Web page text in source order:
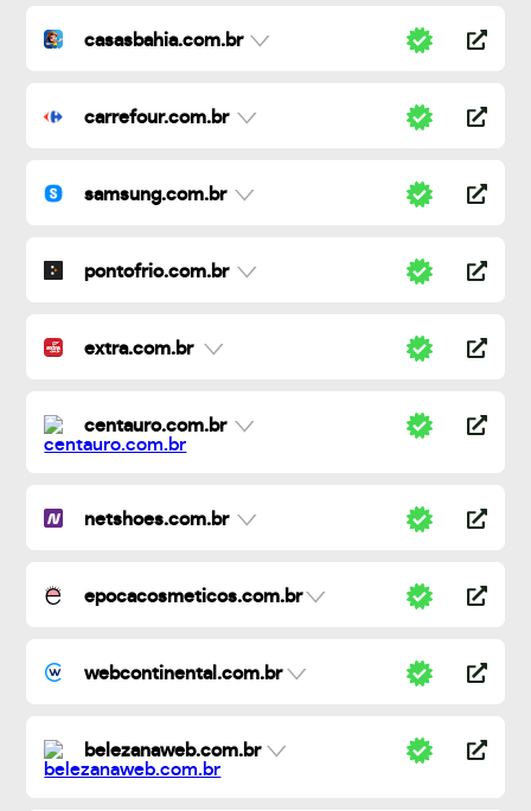
casasbahia.com.br
carrefour.com.br
samsung.com.br
pontofrio.com.br
extra.com.br
centauro.com.br
netshoes.com.br
epocacosmeticos.com.br
webcontinental.com.br
belezanaweb.com.br